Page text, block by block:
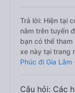
Trả lời: Hiện tại
nằm trên tuyến
bạn có thể
xe này tại trang
Phúc đi Gia Lâm
Câu hỏi: Các